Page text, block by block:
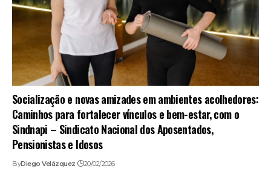
Socialização e novas amizades em ambientes acolhedores:
Caminhos para fortalecer vínculos e bem-estar, com o
Sindnapi – Sindicato Nacional dos Aposentados,
Pensionistas e Idosos
ByDiego Velázquez 20/02/2026